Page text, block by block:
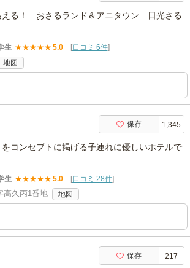
える！ おさるランド＆アニタウン 日光さる
生 ★★★★★ 5.0 [口コミ 6件]
地図
保存 1,345
をコンセプトに掲げる子連れに優しいホテルで
生 ★★★★★ 5.0 [口コミ 28件]
高久丙1番地 地図
保存 217